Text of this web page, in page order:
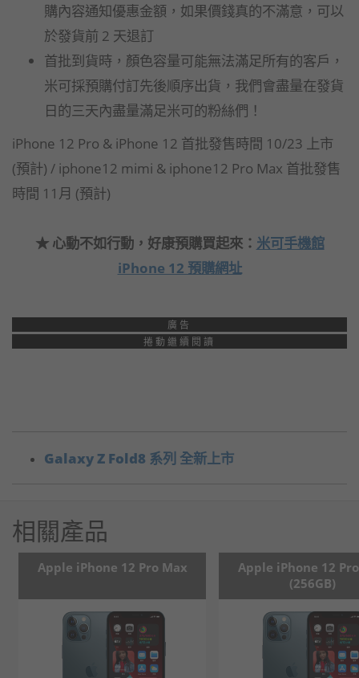
購內容通知優惠金額，如果價錢真的不滿意，可以
於發貨前 2 天退訂
首批到貨時，顏色容量可能無法滿足所有的客戶，
米可採預購付訂先後順序出貨，我們會盡量在發貨
日的三天內盡量滿足米可的粉絲們！
iPhone 12 Pro & iPhone 12 首批發售時間 10/23 上市
(預計) / iphone12 mimi & iphone12 Pro Max 首批發售
時間 11月 (預計)
★ 心動不如行動，好康預購買起來： 米可手機館
iPhone 12 預購網址
廣告
捲動繼續閱讀
Galaxy Z Fold8 系列 全新上市
相關產品
Apple iPhone 12 Pro Max
Apple iPhone 12
(256GB)